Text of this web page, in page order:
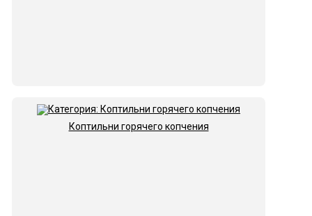
Коптильни горячего копчения